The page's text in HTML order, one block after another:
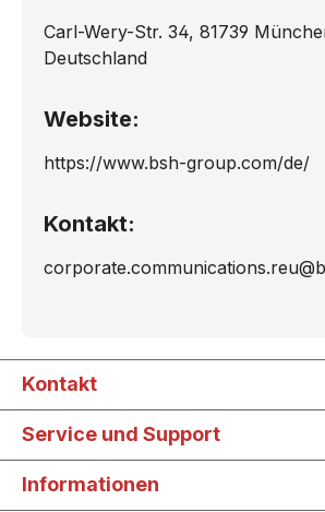
Carl-Wery-Str. 34, 81739
Deutschland
Website:
https://www.bsh-group.com/de/
Kontakt:
Kontakt
Service und Support
Informationen